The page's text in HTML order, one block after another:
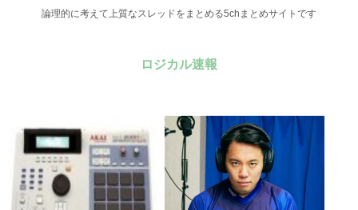
論理的に考えて上質なスレッドをまとめる5chまとめサイトです
ロジカル速報